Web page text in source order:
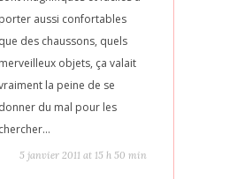
porter aussi confortables
que des chaussons, quels
merveilleux objets, ça valait
la peine de se
donner du mal pour les
chercher…
5 janvier 2011 at 15 h 50 min